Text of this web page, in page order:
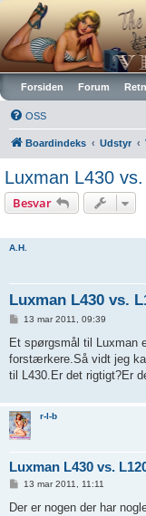
Vintagehifi.dk
Forsiden Forum
OSS
Boardindeks Udstyr
Luxman L430
Besvar
A.H.
Luxman L430 vs.
d
æ
g
13 mar 2011, 09:39
Et spørgsmål til Luxman
forstærkere.Så vidt jeg
til L430.Er det rigtigt?Er
r-l-b
Luxman L430 vs.
d
13 mar 2011, 11:11
Der er nogen der har